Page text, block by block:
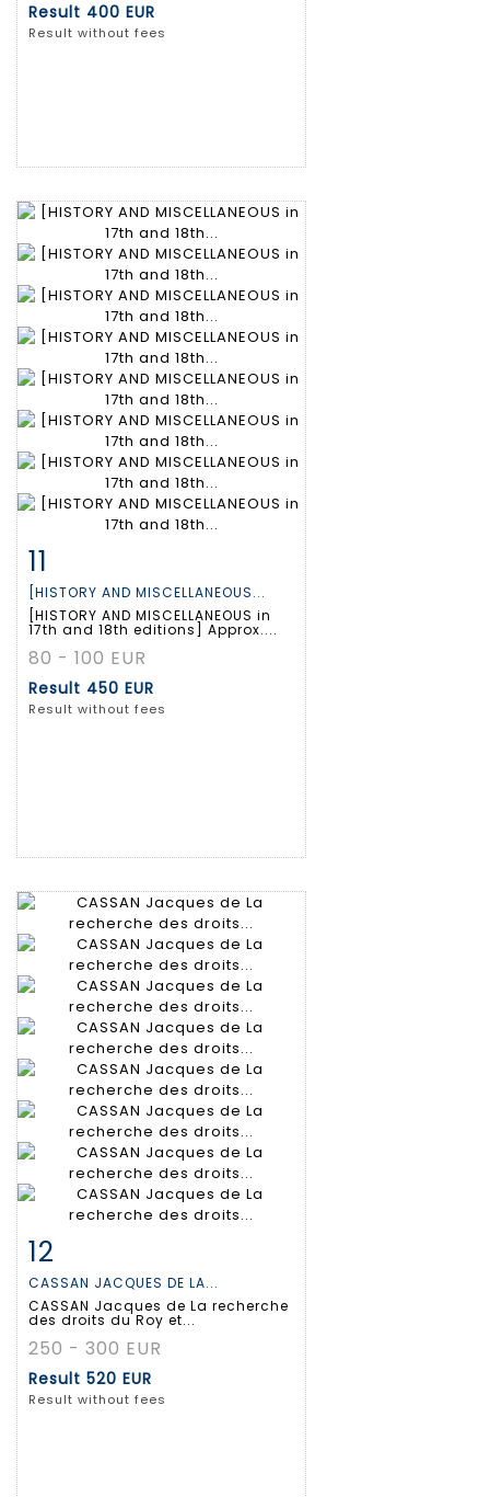
Result 400 EUR
Result without fees
11
[HISTORY AND MISCELLANEOUS...
[HISTORY AND MISCELLANEOUS in
17th and 18th editions] Approx....
80 - 100 EUR
Result 450 EUR
Result without fees
Item detail
12
CASSAN JACQUES DE LA...
CASSAN Jacques de La recherche
des droits du Roy et...
250 - 300 EUR
Result 520 EUR
Result without fees